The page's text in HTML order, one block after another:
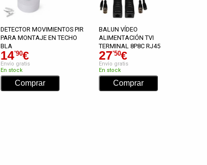
DETECTOR MOVIMIENTOS PIR
PARA MONTAJE EN TECHO
BLA
14'90€
Envío gratis
En stock
BALUN VÍDEO
ALIMENTACIÓN TVI
TERMINAL 8P8C RJ45
27'50€
Envío gratis
En stock